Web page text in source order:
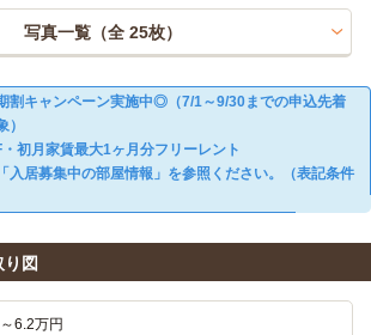
写真一覧（全 25枚）
割キャンペーン実施中◎（7/1～9/30までの申込先着
）
初月家賃最大1ヶ月分フリーレント
入居募集中の部屋情報」を参照ください。（表記条件
図
～6.2万円